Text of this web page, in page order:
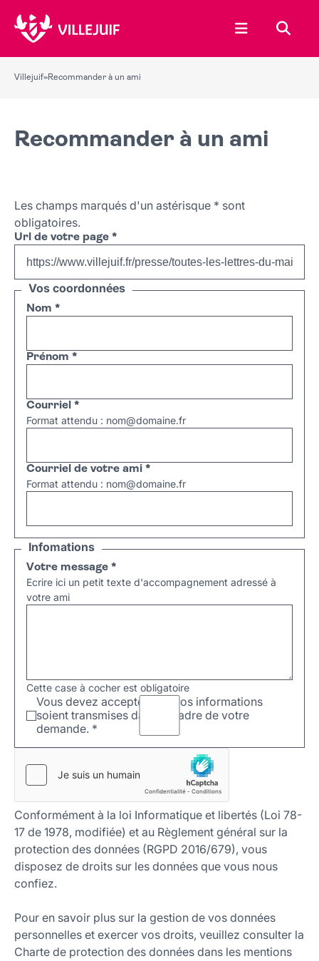
Ouvrir le
Villejuif»Recommander à un ami
Recommander à un ami
Les champs marqués d'un astérisque * sont
obligatoires.
Url de votre page *
Vos coordonnées
Nom *
Prénom *
Courriel *
Format attendu : nom@domaine.fr
Courriel de votre ami *
Format attendu : nom@domaine.fr
Infomations
Votre message *
Ecrire ici un petit texte d'accompagnement adressé à
votre ami
Cette case à cocher est obligatoire
Vous devez accepter que vos informations
soient transmises dans le cadre de votre
demande. *
Conformément à la loi Informatique et libertés (Loi 78-
17 de 1978, modifiée) et au Règlement général sur la
protection des données (RGPD 2016/679), vous
disposez de droits sur les données que vous nous
confiez.
Pour en savoir plus sur la gestion de vos données
personnelles et exercer vos droits, veuillez consulter la
Charte de protection des données dans les mentions